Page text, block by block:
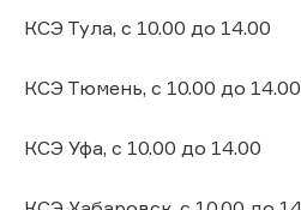
КСЭ Тула, с 10.00 до 14.00
КСЭ Тюмень, с 10.00 до 14.00
КСЭ Уфа, с 10.00 до 14.00